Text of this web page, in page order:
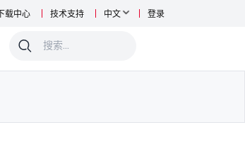
下载中心 技术支持 中文 登录
0